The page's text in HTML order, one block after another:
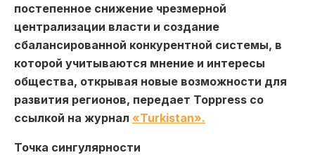
постепенное снижение чрезмерной
централизации власти и создание
сбалансированной конкурентной системы, в
которой учитываются мнение и интересы
общества, открывая новые возможности для
развития регионов, передает Toppress со
ссылкой на журнал «Turkistan».
Точка сингулярности